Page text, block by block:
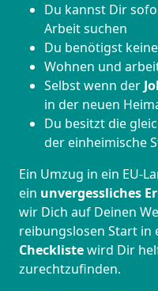
Du kannst Dir
Arbeit suchen
Du benötigst
Wohnen und
Selbst wenn der
in der neuen
Du besitzt die
der einheimische
Ein Umzug in ein EU-
ein unvergessliches
wir Dich auf Deinen
reibungslosen Start in
Checklistewird Dir
zurechtzufinden.